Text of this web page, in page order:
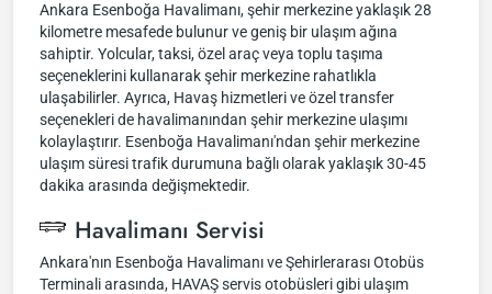
Ankara Esenboğa Havalimanı, şehir merkezine yaklaşık 28
kilometre mesafede bulunur ve geniş bir ulaşım ağına
sahiptir. Yolcular, taksi, özel araç veya toplu taşıma
seçeneklerini kullanarak şehir merkezine rahatlıkla
ulaşabilirler. Ayrıca, Havaş hizmetleri ve özel transfer
seçenekleri de havalimanından şehir merkezine ulaşımı
kolaylaştırır. Esenboğa Havalimanı'ndan şehir merkezine
ulaşım süresi trafik durumuna bağlı olarak yaklaşık 30-45
dakika arasında değişmektedir.
Havalimanı Servisi
Ankara'nın Esenboğa Havalimanı ve Şehirlerarası Otobüs
Terminali arasında, HAVAŞ servis otobüsleri gibi ulaşım